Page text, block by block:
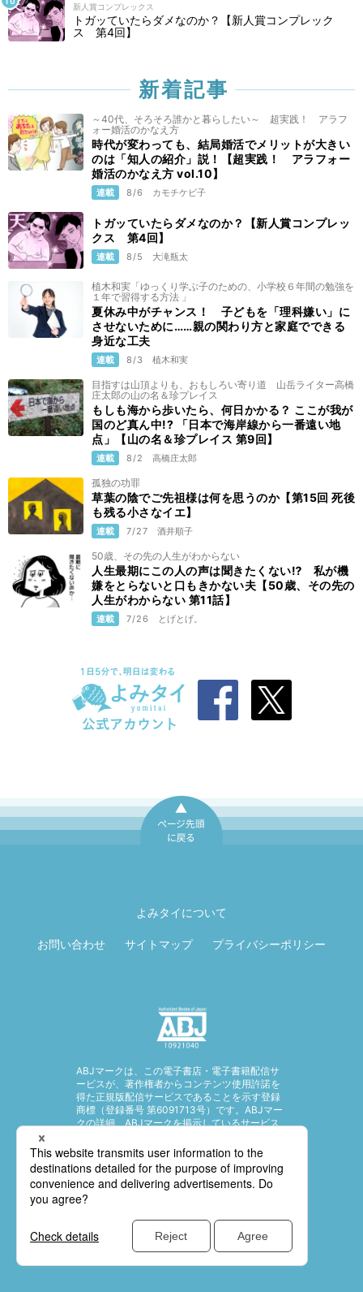
新人賞コンプレックス
トガッていたらダメなのか？【新人賞コンプレック
ス 第4回】
新着記事
～40代、そろそろ誰かと暮らしたい～ 超実践！ アラフ
ォー婚活のかなえ方
時代が変わっても、結局婚活でメリットが大きい
のは「知人の紹介」説！【超実践！ アラフォー
婚活のかなえ方 vol.10】
連載 8/6 カモチケビ子
トガッていたらダメなのか？【新人賞コンプレッ
クス 第4回】
連載 8/5 大滝瓶太
植木和実「ゆっくり学ぶ子のための、小学校６年間の勉強を
１年で習得する方法 」
夏休み中がチャンス！ 子どもを「理科嫌い」に
させないために……親の関わり方と家庭でできる
身近な工夫
連載 8/3 植木和実
目指すは山頂よりも、おもしろい寄り道 山岳ライター高橋
庄太郎の山の名＆珍プレイス
もしも海から歩いたら、何日かかる？ ここが我が
国のど真ん中!? 「日本で海岸線から一番遠い地
点」【山の名＆珍プレイス 第9回】
連載 8/2 高橋庄太郎
孤独の功罪
草葉の陰でご先祖様は何を思うのか【第15回 死後
も残る小さなイエ】
連載 7/27 酒井順子
50歳、その先の人生がわからない
人生最期にこの人の声は聞きたくない⁉ 私が機
嫌をとらないと口もきかない夫【50歳、その先の
人生がわからない 第11話】
連載 7/26 とげとげ。
よみタイについて
お問い合わせ サイトマップ プライバシーポリシー
ABJマークは、この電子書店・電子書籍配信サ
ービスが、著作権者からコンテンツ使用許諾を
得た正規版配信サービスであることを示す登録
商標（登録番号 第6091713号）です。ABJマー
クの詳細、ABJマークを掲示しているサービス
© SHUEISHA Inc. All rights reserved.